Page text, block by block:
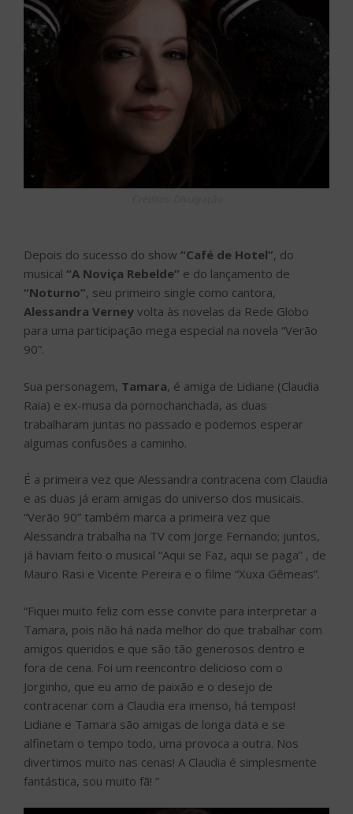
Depois do sucesso do show “Café de Hotel”, do
musical “A Noviça Rebelde” e do lançamento de
“Noturno”, seu primeiro single como cantora,
Alessandra Verney volta às novelas da Rede Globo
para uma participação mega especial na novela “Verão
90”.
Sua personagem, Tamara, é amiga de Lidiane (Claudia
Raia) e ex-musa da pornochanchada, as duas
trabalharam juntas no passado e podemos esperar
algumas confusões a caminho.
É a primeira vez que Alessandra contracena com Claudia
e as duas já eram amigas do universo dos musicais.
“Verão 90” também marca a primeira vez que
Alessandra trabalha na TV com Jorge Fernando; juntos,
já haviam feito o musical “Aqui se Faz, aqui se paga” , de
Mauro Rasi e Vicente Pereira e o filme “Xuxa Gêmeas”.
“Fiquei muito feliz com esse convite para interpretar a
Tamara, pois não há nada melhor do que trabalhar com
amigos queridos e que são tão generosos dentro e
fora de cena. Foi um reencontro delicioso com o
Jorginho, que eu amo de paixão e o desejo de
contracenar com a Claudia era imenso, há tempos!
Lidiane e Tamara são amigas de longa data e se
alfinetam o tempo todo, uma provoca a outra. Nos
divertimos muito nas cenas! A Claudia é simplesmente
fantástica, sou muito fã! ”